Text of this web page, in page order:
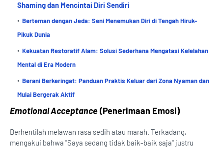
Shaming dan Mencintai Diri Sendiri
Berteman dengan Jeda: Seni Menemukan Diri di Tengah Hiruk-
Pikuk Dunia
Kekuatan Restoratif Alam: Solusi Sederhana Mengatasi Kelelahan
Mental di Era Modern
Berani Berkeringat: Panduan Praktis Keluar dari Zona Nyaman dan
Mulai Bergerak Aktif
Emotional Acceptance(Penerimaan Emosi)
Berhentilah melawan rasa sedih atau marah. Terkadang,
mengakui bahwa "Saya sedang tidak baik-baik saja" justru